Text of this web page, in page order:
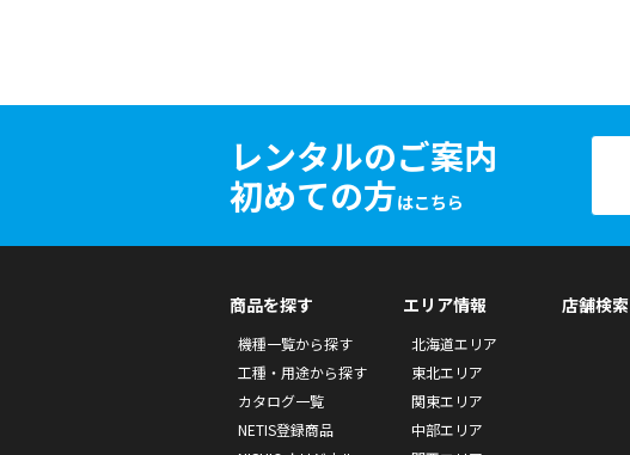
レンタルのご案内
初めての方はこちら
商品を探す
機種一覧から探す
工種・用途から探す
カタログ一覧
NETIS登録商品
エリア情報
北海道エリア
東北エリア
関東エリア
中部エリア
店舗検索